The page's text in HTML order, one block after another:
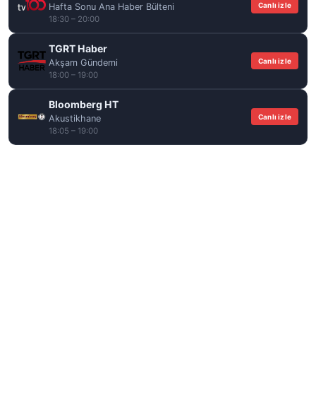
Hafta Sonu Ana Haber Bülteni
18:30 – 20:00
Canlı izle
TGRT Haber
Akşam Gündemi
18:00 – 19:00
Canlı izle
Bloomberg HT
Akustikhane
18:05 – 19:00
Canlı izle